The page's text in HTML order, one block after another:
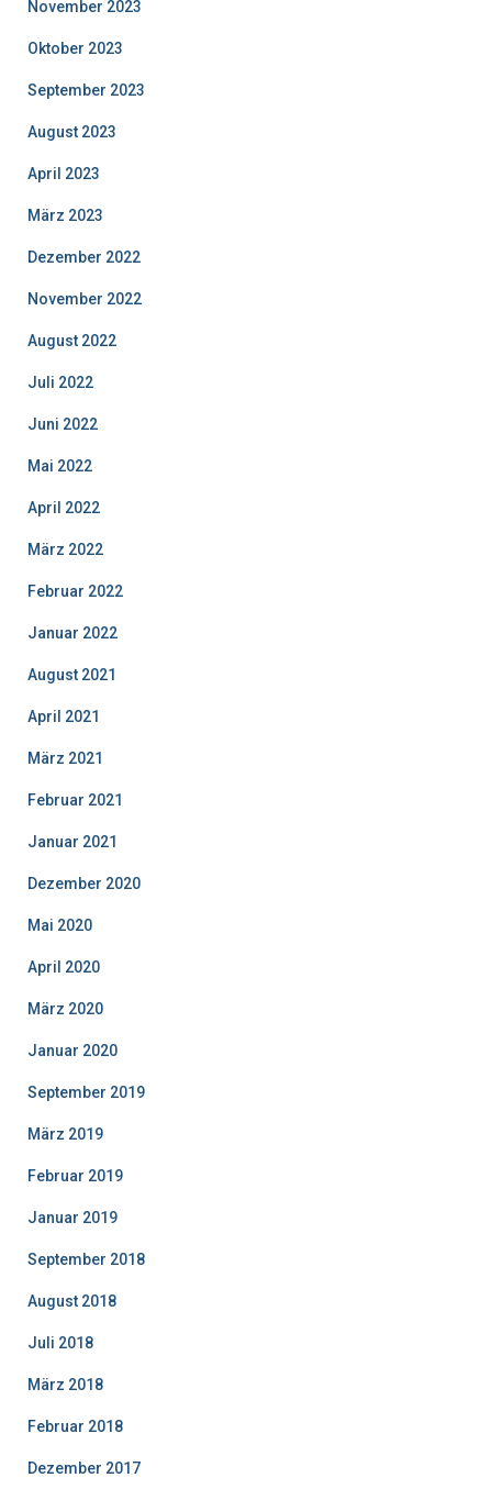
November 2023
Oktober 2023
September 2023
August 2023
April 2023
März 2023
Dezember 2022
November 2022
August 2022
Juli 2022
Juni 2022
Mai 2022
April 2022
März 2022
Februar 2022
Januar 2022
August 2021
April 2021
März 2021
Februar 2021
Januar 2021
Dezember 2020
Mai 2020
April 2020
März 2020
Januar 2020
September 2019
März 2019
Februar 2019
Januar 2019
September 2018
August 2018
Juli 2018
März 2018
Februar 2018
Dezember 2017